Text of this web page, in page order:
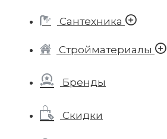
Сантехника
Стройматериалы
Бренды
Скидки